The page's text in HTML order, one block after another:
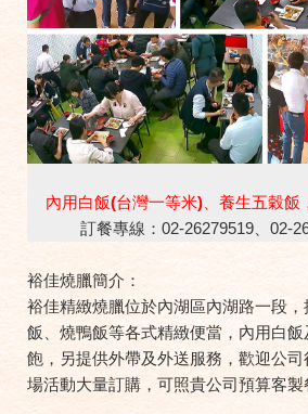
內用白飯(台灣一等米)、養生五穀飯
訂餐專線：02-26279519、02-
裕佳燒臘簡介：
裕佳精緻燒臘位於內湖區內湖路一段
飯、燒鴨飯等各式精緻便當，內用白飯
飽，另提供外帶及外送服務，歡迎公
場活動大量訂購，可照貴公司預算客製